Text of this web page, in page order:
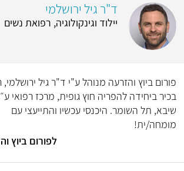
ד"ר גיל ירושלמי
יילוד וגינקולוגיה, רפואת נשים
פורום ביוץ והזרעה מנוהל ע"י ד"ר גיל ירושלמי,
בכיר ביחידה להפריה חוץ גופית, מרכז רפואי
שיבא, תל השומר. היכנסי עכשיו והתייעצי עם
מומחה/ית!
לפורום ביוץ